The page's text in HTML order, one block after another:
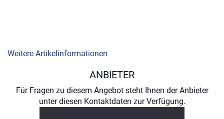
Weitere Artikelinformationen
ANBIETER
Für Fragen zu diesem Angebot steht Ihnen der Anbieter
unter diesen Kontaktdaten zur Verfügung.